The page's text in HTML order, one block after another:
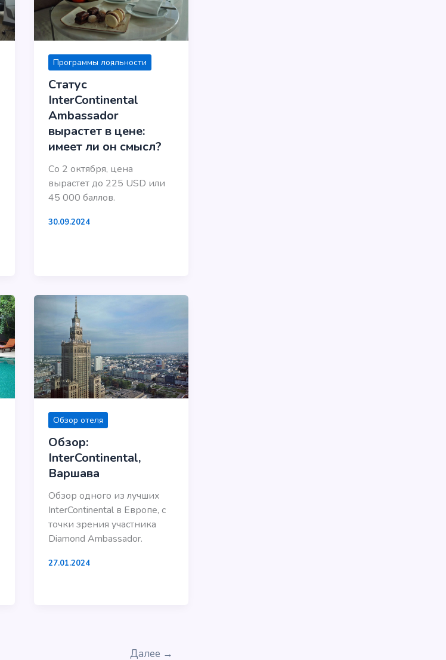
Программы лояльности
Статус
InterContinental
Ambassador
вырастет в цене:
имеет ли он смысл?
Со 2 октября, цена
вырастет до 225 USD или
45 000 баллов.
30.09.2024
Обзор отеля
Обзор:
InterContinental,
Варшава
Обзор одного из лучших
InterContinental в Европе, с
точки зрения участника
Diamond Ambassador.
27.01.2024
Далее →